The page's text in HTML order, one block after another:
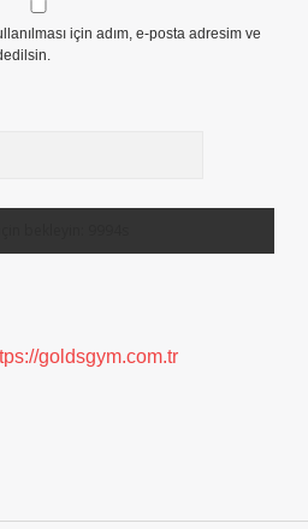
için adım, e-posta adresim ve
goldsgym.com.tr